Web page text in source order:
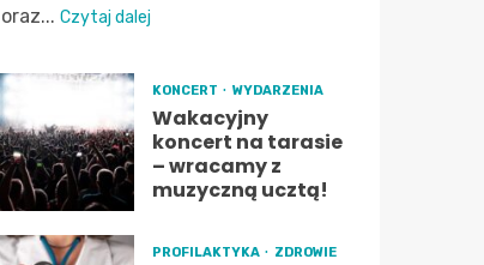
oraz... Czytaj dalej
KONCERT WYDARZENIA
Wakacyjny
koncert na tarasie
– wracamy z
muzyczną ucztą!
PROFILAKTYKA ZDROWIE